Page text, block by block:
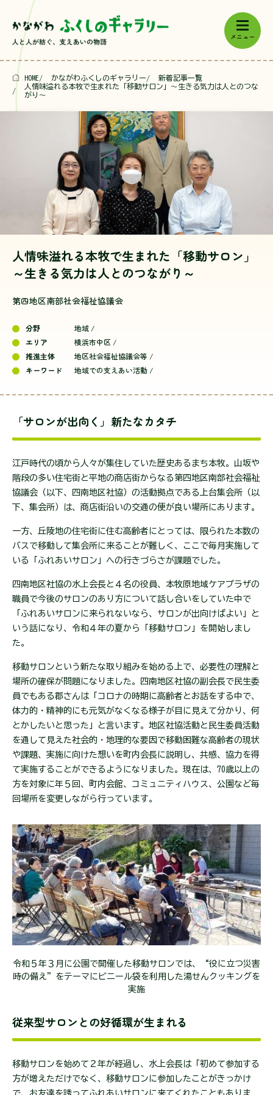
メニュー
HOME かながわふくしのギャラリー
新着記事一覧
人情味溢れる本牧で生まれた「移動サロン」～生きる気力は人とのつな
がり～
人情味溢れる本牧で生まれた「移動サロン」
～生きる気力は人とのつながり～
第四地区南部社会福祉協議会
分野
地域 /
エリア
横浜市中区 /
推進主体
地区社会福祉協議会等 /
キーワード
地域での支えあい活動 /
「サロンが出向く」新たなカタチ
江戸時代の頃から人々が集住していた歴史あるまち本牧。山坂や
階段の多い住宅街と平地の商店街からなる第四地区南部社会福祉
協議会（以下、四南地区社協）の活動拠点である上台集会所（以
下、集会所）は、商店街沿いの交通の便が良い場所にあります。
一方、丘陵地の住宅街に住む高齢者にとっては、限られた本数の
バスで移動して集会所に来ることが難しく、ここで毎月実施して
いる「ふれあいサロン」への行きづらさが課題でした。
四南地区社協の水上会長と４名の役員、本牧原地域ケアプラザの
職員で今後のサロンのあり方について話し合いをしていた中で
「ふれあいサロンに来られないなら、サロンが出向けばよい」と
いう話になり、令和４年の夏から「移動サロン」を開始しまし
た。
移動サロンという新たな取り組みを始める上で、必要性の理解と
場所の確保が問題になりました。四南地区社協の副会長で民生委
員でもある郡さんは「コロナの時期に高齢者とお話をする中で、
体力的・精神的にも元気がなくなる様子が目に見えて分かり、何
とかしたいと思った」と言います。地区社協活動と民生委員活動
を通して見えた社会的・地理的な要因で移動困難な高齢者の現状
や課題、実施に向けた想いを町内会長に説明し、共感、協力を得
て実施することができるようになりました。現在は、70歳以上の
方を対象に年５回、町内会館、コミュニティハウス、公園など毎
回場所を変更しながら行っています。
令和５年３月に公園で開催した移動サロンでは、“役に立つ災害
時の備え”をテーマにビニール袋を利用した湯せんクッキングを
実施
従来型サロンとの好循環が生まれる
移動サロンを始めて２年が経過し、水上会長は「初めて参加する
方が増えただけでなく、移動サロンに参加したことがきっかけ
で、お友達を誘ってふれあいサロンに来てくれたこともありま
トップ
新着記事一覧
記事シリーズ一覧
地域福祉活動について具体的に知りた
い・参加したい方へ
本サイトについて
福祉教育 居場所づくり 地域での支えあい活動
こども 障害 高齢 生活困窮
多文化 地域 社会貢献
その他の活動分野
活動主体
民間団体（NPO等）
当事者活動、セルフヘルプ・グループ
相模原
県央
フリーキーワードから探す